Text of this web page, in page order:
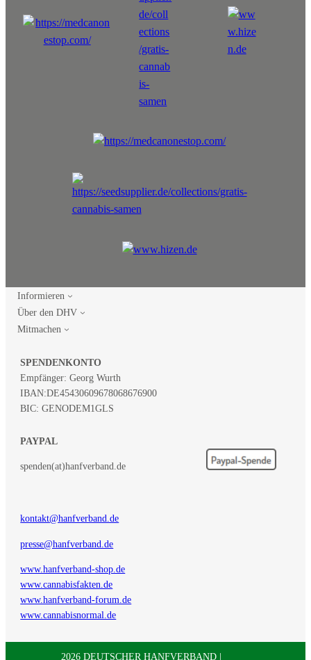
Informieren
Über den DHV
Mitmachen
SPENDENKONTO
Empfänger: Georg Wurth
IBAN:DE45430609678068676900
BIC: GENODEM1GLS
PAYPAL
spenden(at)hanfverband.de
kontakt@hanfverband.de
presse@hanfverband.de
www.hanfverband-shop.de
www.cannabisfakten.de
www.hanfverband-forum.de
www.cannabisnormal.de
2026 DEUTSCHER HANFVERBAND |